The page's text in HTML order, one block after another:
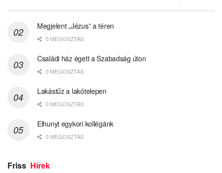
Megjelent „Jézus” a téren
0 MEGOSZTÁS
Családi ház égett a Szabadság úton
0 MEGOSZTÁS
Lakástűz a lakótelepen
0 MEGOSZTÁS
Elhunyt egykori kollégánk
0 MEGOSZTÁS
Friss Hírek